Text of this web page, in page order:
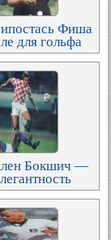
Фиша
для гольфа
Бокшич —